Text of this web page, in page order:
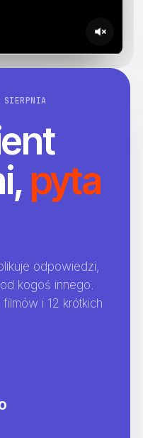
SIERPNIA
pyta
odpowiedzi,
kogoś innego.
i 12 krótkich